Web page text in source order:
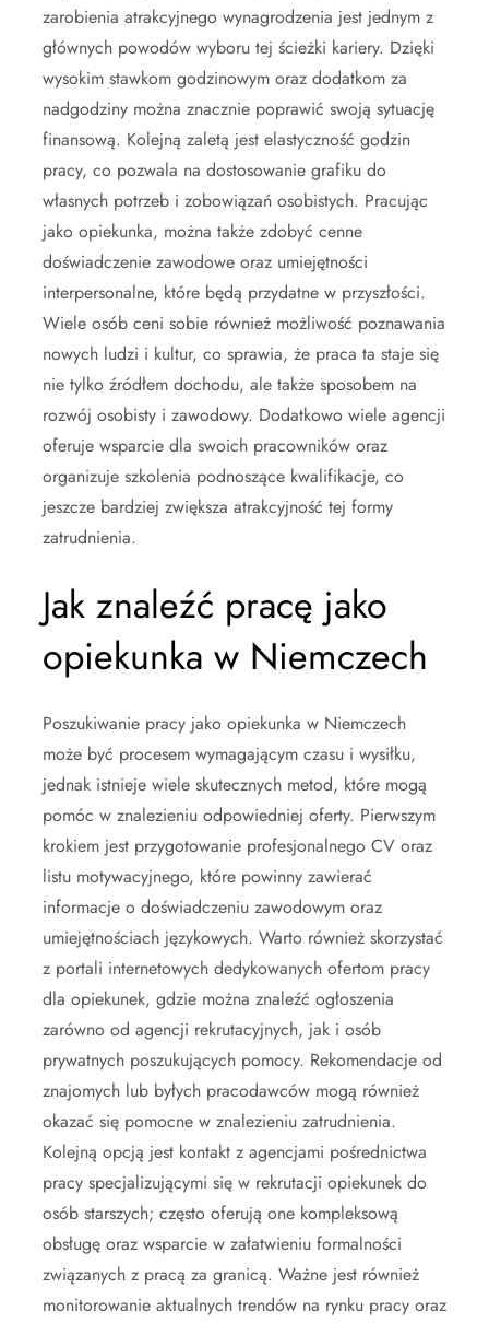
zarobienia atrakcyjnego wynagrodzenia jest jednym z
głównych powodów wyboru tej ścieżki kariery. Dzięki
wysokim stawkom godzinowym oraz dodatkom za
nadgodziny można znacznie poprawić swoją sytuację
finansową. Kolejną zaletą jest elastyczność godzin
pracy, co pozwala na dostosowanie grafiku do
własnych potrzeb i zobowiązań osobistych. Pracując
jako opiekunka, można także zdobyć cenne
doświadczenie zawodowe oraz umiejętności
interpersonalne, które będą przydatne w przyszłości.
Wiele osób ceni sobie również możliwość poznawania
nowych ludzi i kultur, co sprawia, że praca ta staje się
nie tylko źródłem dochodu, ale także sposobem na
rozwój osobisty i zawodowy. Dodatkowo wiele agencji
oferuje wsparcie dla swoich pracowników oraz
organizuje szkolenia podnoszące kwalifikacje, co
jeszcze bardziej zwiększa atrakcyjność tej formy
zatrudnienia.
Jak znaleźć pracę jako
opiekunka w Niemczech
Poszukiwanie pracy jako opiekunka w Niemczech
może być procesem wymagającym czasu i wysiłku,
jednak istnieje wiele skutecznych metod, które mogą
pomóc w znalezieniu odpowiedniej oferty. Pierwszym
krokiem jest przygotowanie profesjonalnego CV oraz
listu motywacyjnego, które powinny zawierać
informacje o doświadczeniu zawodowym oraz
umiejętnościach językowych. Warto również skorzystać
z portali internetowych dedykowanych ofertom pracy
dla opiekunek, gdzie można znaleźć ogłoszenia
zarówno od agencji rekrutacyjnych, jak i osób
prywatnych poszukujących pomocy. Rekomendacje od
znajomych lub byłych pracodawców mogą również
okazać się pomocne w znalezieniu zatrudnienia.
Kolejną opcją jest kontakt z agencjami pośrednictwa
pracy specjalizującymi się w rekrutacji opiekunek do
osób starszych; często oferują one kompleksową
obsługę oraz wsparcie w załatwieniu formalności
związanych z pracą za granicą. Ważne jest również
monitorowanie aktualnych trendów na rynku pracy oraz